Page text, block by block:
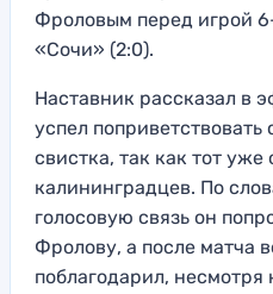
Фроловым перед игрой
«Сочи» (2:0).
Наставник рассказал в
успел поприветствовать
свистка, так как тот
калининградцев. По
голосовую связь он
Фролову, а после матча
поблагодарил,